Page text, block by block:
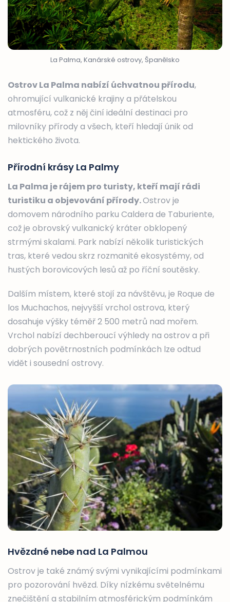
La Palma, Kanárské ostrovy, Španělsko
Ostrov La Palma nabízí úchvatnou přírodu,
ohromující vulkanické krajiny a přátelskou
atmosféru, což z něj činí ideální destinaci pro
milovníky přírody a všech, kteří hledají únik od
hektického života.
Přírodní krásy La Palmy
La Palma je rájem pro turisty, kteří mají rádi
turistiku a objevování přírody.Ostrov je
domovem národního parku Caldera de Taburiente,
což je obrovský vulkanický kráter obklopený
strmými skalami. Park nabízí několik turistických
tras, které vedou skrz rozmanité ekosystémy, od
hustých borovicových lesů až po říční soutěsky.
Dalším místem, které stojí za návštěvu, je Roque de
los Muchachos, nejvyšší vrchol ostrova, který
dosahuje výšky téměř 2 500 metrů nad mořem.
Vrchol nabízí dechberoucí výhledy na ostrov a při
dobrých povětrnostních podmínkách lze odtud
vidět i sousední ostrovy.
Hvězdné nebe nad La Palmou
Ostrov je také známý svými vynikajícími podmínkami
pro pozorování hvězd. Díky nízkému světelnému
znečištění a stabilním atmosférickým podmínkám